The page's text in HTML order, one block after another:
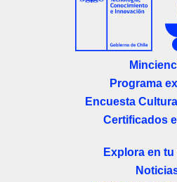
Programa
Encuesta
Certificados
Explora en